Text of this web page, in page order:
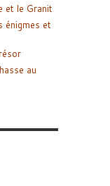
et le Granit
énigmes et
au